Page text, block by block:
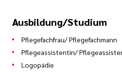
Ausbildung/Studium
Pflegefachfrau/ Pflegefachmann
Pflegeassistentin/
Logopädie